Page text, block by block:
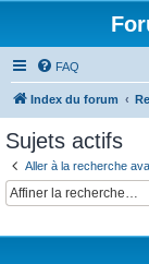
FAQ
Index du forum
Sujets actifs
Aller à la recherche